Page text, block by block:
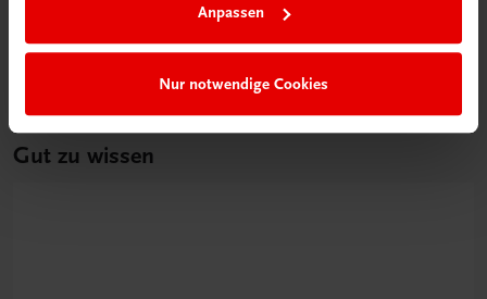
Anpassen
Nur notwendige Cookies
Gut zu wissen